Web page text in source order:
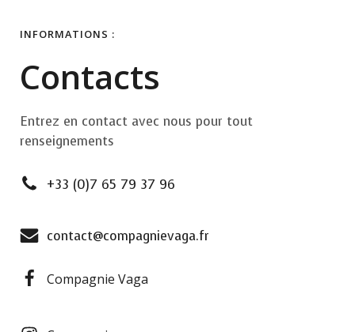
INFORMATIONS :
Contacts
Entrez en contact avec nous pour tout
renseignements
+33 (0)7 65 79 37 96
contact@compagnievaga.fr
Compagnie Vaga